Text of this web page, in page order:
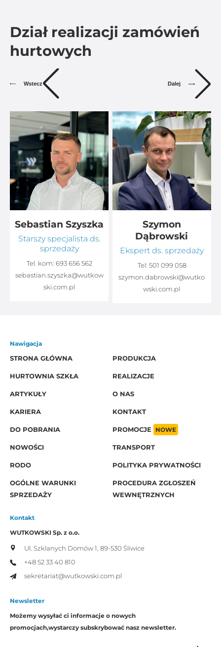
Dział realizacji zamówień
hurtowych
Wstecz Dalej
Sebastian Szyszka
Starszy specjalista ds.
sprzedaży
Tel. kom: 693 656 562
sebastian.szyszka@wutkow
ski.com.pl
Szymon
Dąbrowski
Ekspert ds. sprzedaży
Tel: 501 099 058
szymon.dabrowski@wutko
wski.com.pl
Nawigacja
STRONA GŁÓWNA
PRODUKCJA
HURTOWNIA SZKŁA REALIZACJE
ARTYKUŁY O NAS
KARIERA KONTAKT
DO POBRANIA PROMOCJE NOWE
NOWOŚCI TRANSPORT
RODO POLITYKA PRYWATNOŚCI
OGÓLNE WARUNKI
SPRZEDAŻY
PROCEDURA ZGŁOSZEŃ
WEWNĘTRZNYCH
Kontakt
WUTKOWSKI Sp. z o.o.
Ul. Szklanych Domów 1, 89-530 Śliwice
+48 52 33 40 810
sekretariat@wutkowski.com.pl
Newsletter
Możemy wysyłać ci informacje o nowych
promocjach,wystarczy subskrybować nasz newsletter.